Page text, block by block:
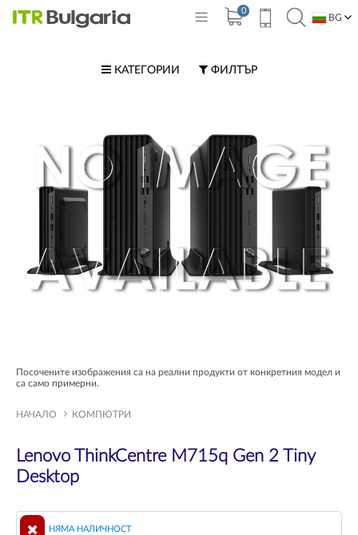
0
BG
КАТЕГОРИИ ФИЛТЪР
Посочените изображения са на реални продукти от конкретния модел и
са само примерни.
НАЧАЛО КОМПЮТРИ
Lenovo ThinkCentre M715q Gen 2 Tiny
Desktop
НЯМА НАЛИЧНОСТ